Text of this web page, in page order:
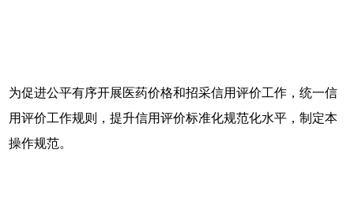
为促进公平有序开展医药价格和招采信用评价工作，统一信
用评价工作规则，提升信用评价标准化规范化水平，制定本
操作规范。